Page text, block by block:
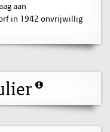
aan
in 1942 onvrijwillig